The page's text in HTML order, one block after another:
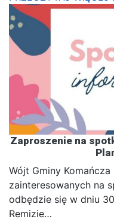
Zaproszenie na
Wójt Gminy
zainteresowanych na
odbędzie się w dniu
Remizie…